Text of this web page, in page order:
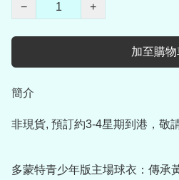
−
+
加至購物
簡介
非現貨, 預訂約3-4星期到港，敬
多蒙特青少年版主場球衣：傳承